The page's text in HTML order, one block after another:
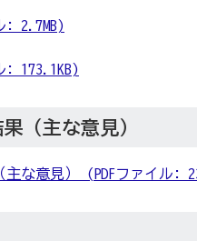
: 2.7MB)
: 173.1KB)
（主な意見）
主な意見） (PDFファイル: